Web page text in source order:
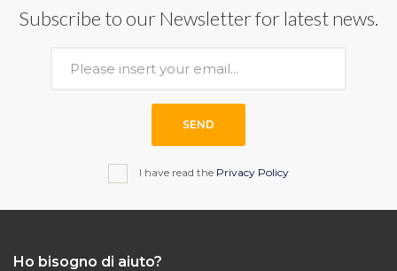
Subscribe to our Newsletter for latest news.
SEND
I have read the Privacy Policy
Ho bisogno di aiuto?